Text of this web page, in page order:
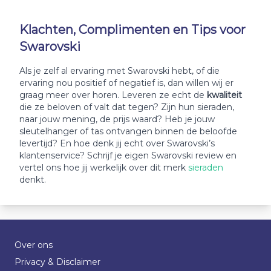
Klachten, Complimenten en Tips voor
Swarovski
Als je zelf al ervaring met Swarovski hebt, of die
ervaring nou positief of negatief is, dan willen wij er
graag meer over horen. Leveren ze echt de kwaliteit
die ze beloven of valt dat tegen? Zijn hun sieraden,
naar jouw mening, de prijs waard? Heb je jouw
sleutelhanger of tas ontvangen binnen de beloofde
levertijd? En hoe denk jij echt over Swarovski’s
klantenservice? Schrijf je eigen Swarovski review en
vertel ons hoe jij werkelijk over dit merk sieraden
denkt.
Over ons
Privacy & Disclaimer